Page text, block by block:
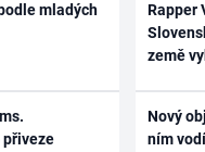
mladých
přiveze
Rapper
země
Nový
ním